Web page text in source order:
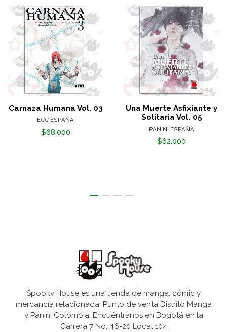
Carnaza Humana Vol. 03
ECC ESPAÑA
$68.000
Una Muerte Asfixiante y
Solitaria Vol. 05
PANINI ESPAÑA
$62.000
Spooky House es una tienda de manga, cómic y
mercancía relacionada. Punto de venta Distrito Manga
y Panini Colombia. Encuéntranos en Bogotá en la
Carrera 7 No. 46-20 Local 104